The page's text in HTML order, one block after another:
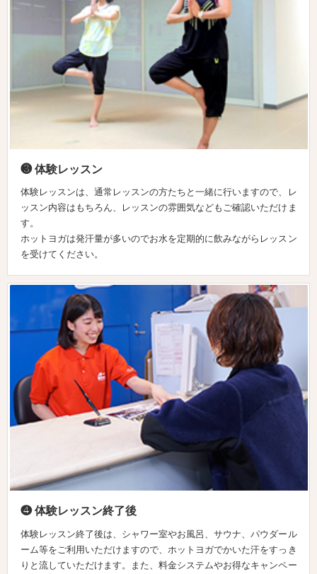
❸ 体験レッスン
体験レッスンは、通常レッスンの方たちと一緒に行いますので、レ
ッスン内容はもちろん、レッスンの雰囲気などもご確認いただけま
す。
ホットヨガは発汗量が多いのでお水を定期的に飲みながらレッスン
を受けてください。
❹ 体験レッスン終了後
体験レッスン終了後は、シャワー室やお風呂、サウナ、パウダール
ーム等をご利用いただけますので、ホットヨガでかいた汗をすっき
りと流していただけます。また、料金システムやお得なキャンペー